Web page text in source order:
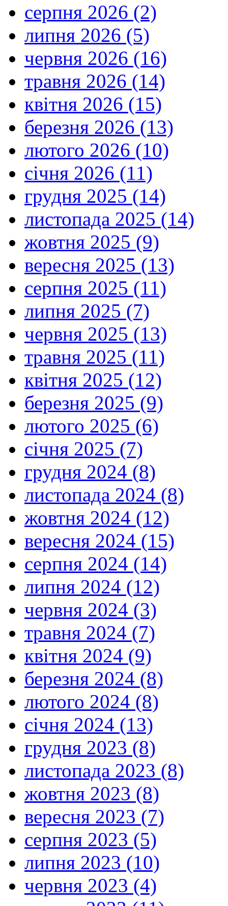
серпня 2026 (2)
липня 2026 (5)
червня 2026 (16)
травня 2026 (14)
квітня 2026 (15)
березня 2026 (13)
лютого 2026 (10)
січня 2026 (11)
грудня 2025 (14)
листопада 2025 (14)
жовтня 2025 (9)
вересня 2025 (13)
серпня 2025 (11)
липня 2025 (7)
червня 2025 (13)
травня 2025 (11)
квітня 2025 (12)
березня 2025 (9)
лютого 2025 (6)
січня 2025 (7)
грудня 2024 (8)
листопада 2024 (8)
жовтня 2024 (12)
вересня 2024 (15)
серпня 2024 (14)
липня 2024 (12)
червня 2024 (3)
травня 2024 (7)
квітня 2024 (9)
березня 2024 (8)
лютого 2024 (8)
січня 2024 (13)
грудня 2023 (8)
листопада 2023 (8)
жовтня 2023 (8)
вересня 2023 (7)
серпня 2023 (5)
липня 2023 (10)
червня 2023 (4)